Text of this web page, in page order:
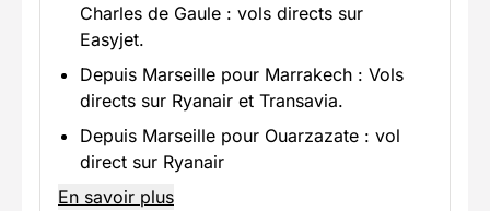
Charles de Gaule : vols directs sur
Easyjet.
Depuis Marseille pour Marrakech : Vols
directs sur Ryanair et Transavia.
Depuis Marseille pour Ouarzazate : vol
direct sur Ryanair
En savoir plus